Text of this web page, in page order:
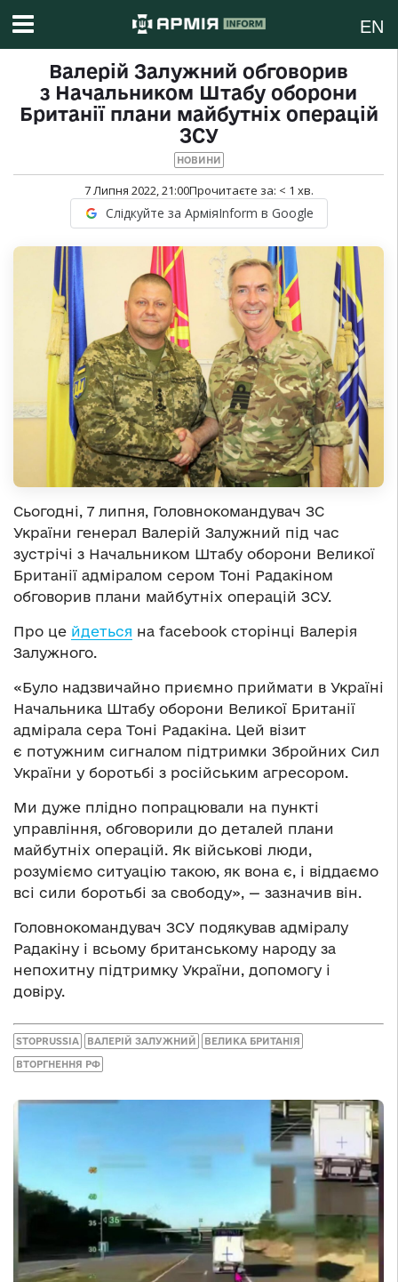
EN
Валерій Залужний обговорив
з Начальником Штабу оборони
Британії плани майбутніх операцій
ЗСУ
НОВИНИ
7 Липня 2022, 21:00Прочитаєте за: < 1 хв.
Слідкуйте за АрміяInform в Google
Сьогодні, 7 липня, Головнокомандувач ЗС
України генерал Валерій Залужний під час
зустрічі з Начальником Штабу оборони Великої
Британії адміралом сером Тоні Радакіном
обговорив плани майбутніх операцій ЗСУ.
Про це йдеться на facebook сторінці Валерія
Залужного.
«Було надзвичайно приємно приймати в Україні
Начальника Штабу оборони Великої Британії
адмірала сера Тоні Радакіна. Цей візит
є потужним сигналом підтримки Збройних Сил
України у боротьбі з російським агресором.
Ми дуже плідно попрацювали на пункті
управління, обговорили до деталей плани
майбутніх операцій. Як військові люди,
розуміємо ситуацію такою, як вона є, і віддаємо
всі сили боротьбі за свободу», — зазначив він.
Головнокомандувач ЗСУ подякував адміралу
Радакіну і всьому британському народу за
непохитну підтримку України, допомогу і
довіру.
STOPRUSSIA ВАЛЕРІЙ ЗАЛУЖНИЙ ВЕЛИКА БРИТАНІЯ
ВТОРГНЕННЯ РФ